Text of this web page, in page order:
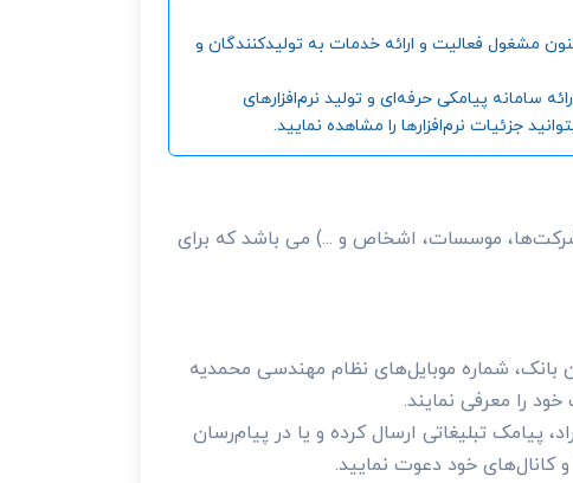
به عنوان اولین و بزرگترین مرجع جمع‌آوری اطلاعات شرکت‌ها، موسسات، اشخاص و ... ، از سال 1392 تاکنون مشغول فعالیت و ارائه خدمات به تولیدکنندگان و
سامانه‌ پیامکی حرفه‌ای و تولید نرم‌افزارهای
جزئیات نرم‌افزارها را مشاهده نمایید.
موسسات، اشخاص و ...) می باشد که برای
بانک، شماره موبایل‌های نظام مهندسی محمدیه
را معرفی نمایند.
پیامک تبلیغاتی ارسال کرده و یا در پیام‌رسان
کانال‌های خود دعوت نمایید.